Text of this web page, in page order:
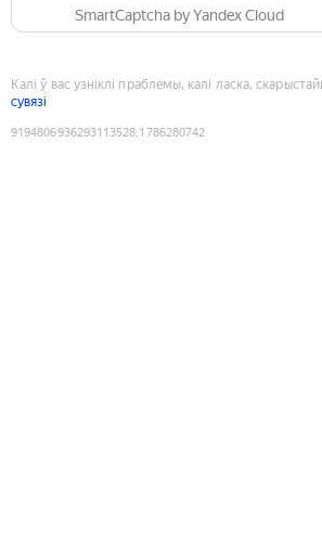
SmartCaptcha by Yandex Cloud
Калі ў вас узніклі праблемы, калі ласка,
сувязі
9194806936293113528:1786280742